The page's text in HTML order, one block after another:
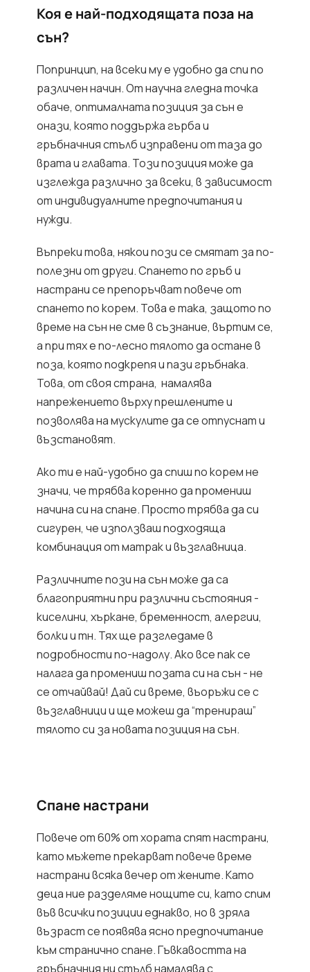
Коя е най-подходящата поза на
сън?
Попринцип, на всеки му е удобно да спи по
различен начин. От научна гледна точка
обаче, оптималната позиция за сън е
онази, която поддържа гърба и
гръбначния стълб изправени от таза до
врата и главата. Този позиция може да
изглежда различно за всеки, в зависимост
от индивидуалните предпочитания и
нужди.
Въпреки това, някои пози се смятат за по-
полезни от други. Спането по гръб и
настрани се препоръчват повече от
спането по корем. Това е така, защото по
време на сън не сме в съзнание, въртим се,
а при тях е по-лесно тялото да остане в
поза, която подкрепя и пази гръбнака.
Това, от своя страна, намалява
напрежението върху прешлените и
позволява на мускулите да се отпуснат и
възстановят.
Ако ти е най-удобно да спиш по корем не
значи, че трябва коренно да промениш
начина си на спане. Просто трябва да си
сигурен, че използваш подходяща
комбинация от матрак и възглавница.
Различните пози на сън може да са
благоприятни при различни състояния -
киселини, хъркане, бременност, алергии,
болки и тн. Тях ще разгледаме в
подробности по-надолу. Ако все пак се
налага да промениш позата си на сън - не
се отчайвай! Дай си време, въоръжи се с
възглавници и ще можеш да “тренираш”
тялото си за новата позиция на сън.
Спане настрани
Повече от 60% от хората спят настрани,
като мъжете прекарват повече време
настрани всяка вечер от жените. Като
деца ние разделяме нощите си, като спим
във всички позиции еднакво, но в зряла
възраст се появява ясно предпочитание
към странично спане. Гъвкавостта на
гръбначния ни стълб намалява с